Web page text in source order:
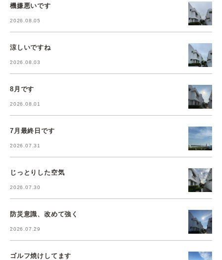
機嫌悪いです
2026.08.05
涼しいですね
2026.08.03
8月です
2026.08.01
7月最終日です
2026.07.31
じっとりした空気
2026.07.30
防災意識、改めて強く
2026.07.29
ゴルフ焼けしてます